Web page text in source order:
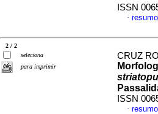
ISSN
·
2 / 2
seleciona
para imprimir
CRUZ
ISSN
·